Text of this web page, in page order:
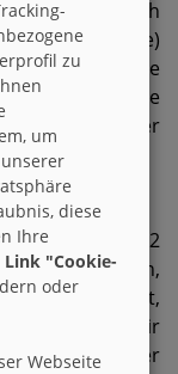
Nach
1-3 Tage)
über die
all deine
von der
hast.
einmal 1-2
Bildes sehen,
ist,
du ein von dir
eine der
zu
um
diese
Ihre
Link "Cookie-
oder
Webseite